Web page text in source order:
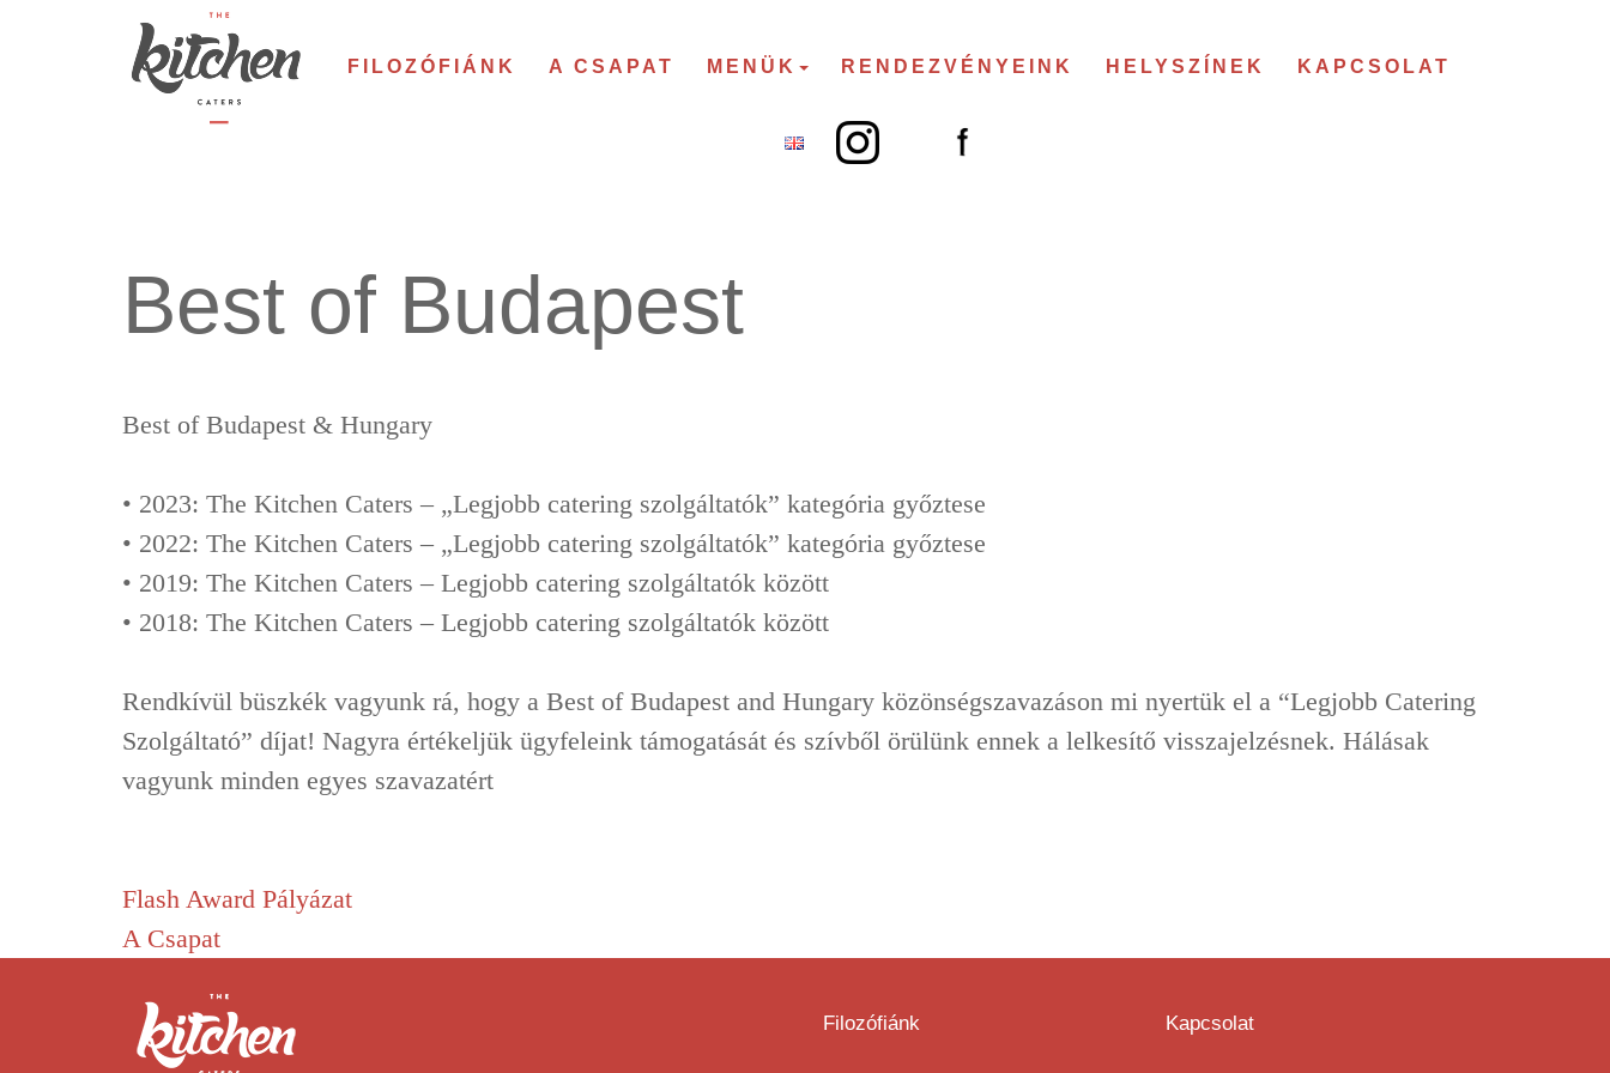
FILOZÓFIÁNK A CSAPAT MENÜK RENDEZVÉNYEINK HELYSZÍNEK KAPCSOLAT
Best of Budapest
Best of Budapest & Hungary
• 2023: The Kitchen Caters – „Legjobb catering szolgáltatók” kategória győztese
• 2022: The Kitchen Caters – „Legjobb catering szolgáltatók” kategória győztese
• 2019: The Kitchen Caters – Legjobb catering szolgáltatók között
• 2018: The Kitchen Caters – Legjobb catering szolgáltatók között
Rendkívül büszkék vagyunk rá, hogy a Best of Budapest and Hungary közönségszavazáson mi nyertük el a “Legjobb Catering
Szolgáltató” díjat! Nagyra értékeljük ügyfeleink támogatását és szívből örülünk ennek a lelkesítő visszajelzésnek. Hálásak
vagyunk minden egyes szavazatért
Bejegyzés
navigáció
Flash Award Pályázat
A Csapat
Filozófiánk Kapcsolat